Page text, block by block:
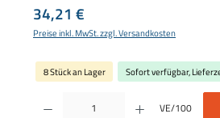
Regulärer Preis:
34,21 €
Preise inkl. MwSt. zzgl. Versandkosten
8 Stück an Lager Sofort verfügbar,
Produkt Anzahl: Gib den gewünschten Wert ein
VE/100